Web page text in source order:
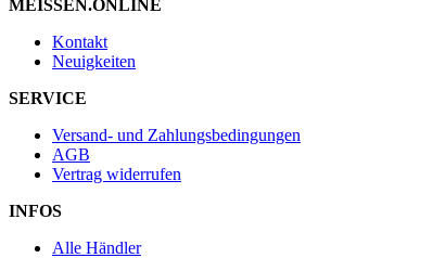
MEISSEN.ONLINE
Kontakt
Neuigkeiten
SERVICE
Versand- und Zahlungsbedingungen
AGB
Vertrag widerrufen
INFOS
Alle Händler